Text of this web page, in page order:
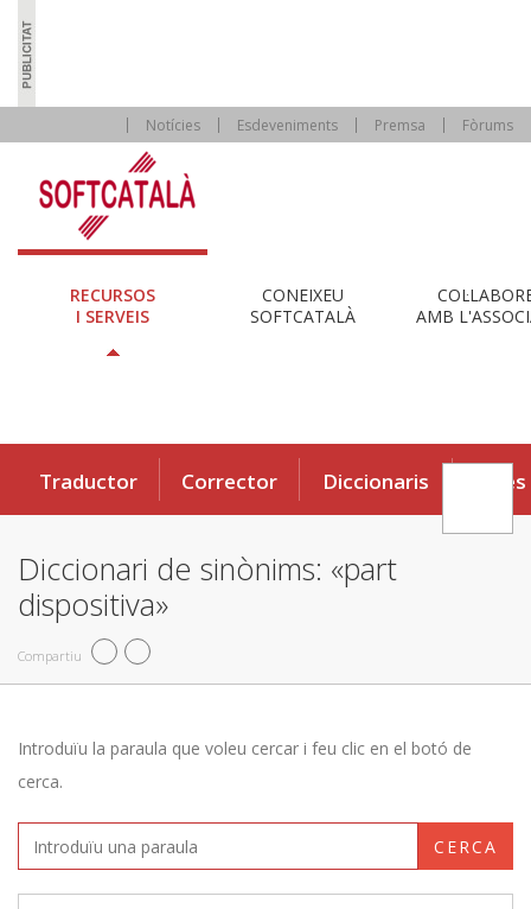
Notícies Esdeveniments Premsa Fòrums
RECURSOS
I SERVEIS
CONEIXEU
SOFTCATALÀ
AMB
Traductor Corrector Diccionaris Eines
Diccionari de sinònims: «part
dispositiva»
Compartiu
Introduïu la paraula que voleu cercar i feu clic en el botó de
cerca.
CERCA